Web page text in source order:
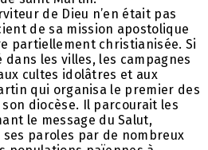
de Dieu n’en était pas
de sa mission apostolique
partiellement christianisée. Si
dans les villes, les campagnes
cultes idolâtres et aux
qui organisa le premier des
diocèse. Il parcourait les
le message du Salut,
paroles par de nombreux